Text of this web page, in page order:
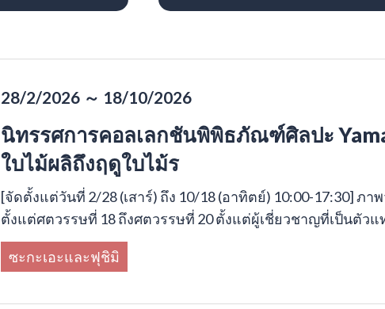
28/2/2026 ～ 18/10/2026
นิทรรศการคอลเลกชันพิพิธภัณฑ์ศิลปะ
ใบไม้ผลิถึงฤดูใบไม้ร
[จัดตั้งแต่วันที่ 2/28 (เสาร์) ถึง 10/18 (อาทิตย์) 10:00-17:30] ภ
ตั้งแต่ศตวรรษที่ 18 ถึงศตวรรษที่ 20 ตั้งแต่ผู้เชี่ยวชาญที่เป็นตัวแ
ซะกะเอะและฟุชิมิ